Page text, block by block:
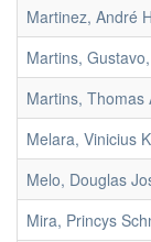
Martinez, André
Martins,
Martins, Thomas
Melara, Vinicius
Melo, Douglas
Mira, Princys